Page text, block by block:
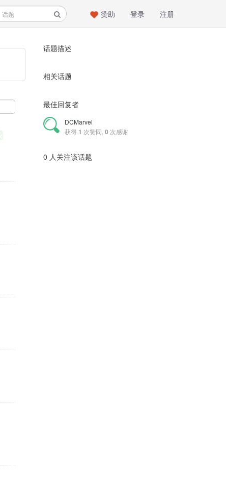
注册
登录
赞助
话题描述
相关话题
最佳回复者
DCMarvel
获得 1 次赞同, 0 次感谢
0 人关注该话题